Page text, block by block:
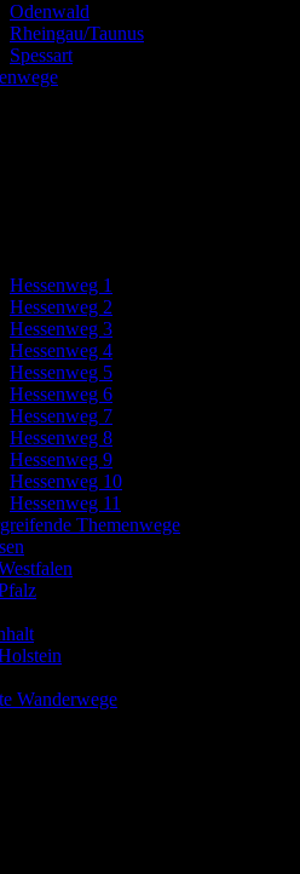
Odenwald
Rheingau/Taunus
Spessart
Hessenweg 1
Hessenweg 2
Hessenweg 3
Hessenweg 4
Hessenweg 5
Hessenweg 6
Hessenweg 7
Hessenweg 8
Hessenweg 9
Hessenweg 10
Hessenweg 11
Themenwege
Wanderwege